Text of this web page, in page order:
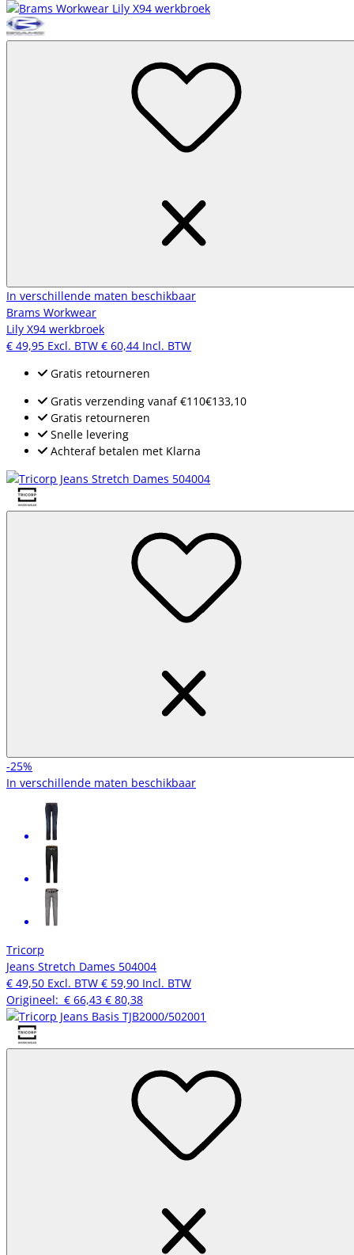
In verschillende maten beschikbaar
Brams Workwear
Lily X94 werkbroek
€ 49,95 Excl. BTW € 60,44 Incl. BTW
Gratis retourneren
Gratis verzending vanaf€110€133,10
Gratis retourneren
Snelle levering
Achteraf betalen met Klarna
-25%
In verschillende maten beschikbaar
Tricorp
Jeans Stretch Dames 504004
€ 49,50 Excl. BTW € 59,90 Incl. BTW
Origineel: € 66,43 € 80,38